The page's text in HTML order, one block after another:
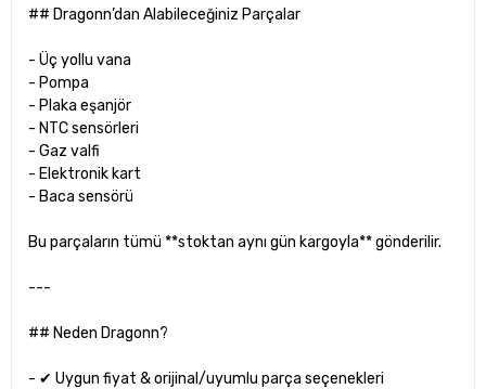
## Dragonn’dan Alabileceğiniz Parçalar
- Üç yollu vana
- Pompa
- Plaka eşanjör
- NTC sensörleri
- Gaz valfi
- Elektronik kart
- Baca sensörü
Bu parçaların tümü **stoktan aynı gün kargoyla** gönderilir.
---
## Neden Dragonn?
- ✔ Uygun fiyat & orijinal/uyumlu parça seçenekleri